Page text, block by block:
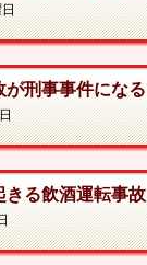
日
きる飲酒運転事故